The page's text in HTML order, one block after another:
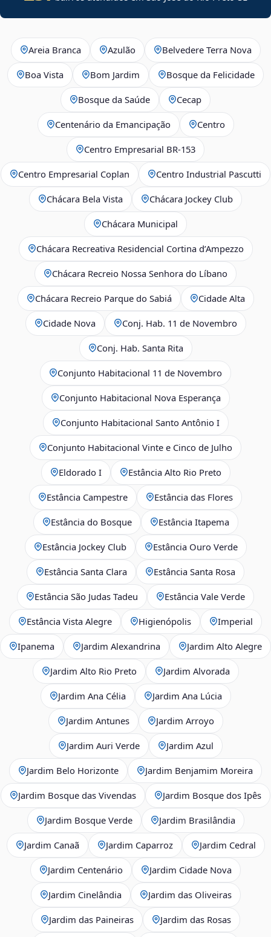
Areia Branca Azulão Belvedere Terra Nova
Boa Vista Bom Jardim Bosque da Felicidade
Bosque da Saúde Cecap
Centenário da Emancipação Centro
Centro Empresarial BR-153
Centro Empresarial Coplan Centro Industrial Pascutti
Chácara Bela Vista Chácara Jockey Club
Chácara Municipal
Chácara Recreativa Residencial Cortina d’Ampezzo
Chácara Recreio Nossa Senhora do Líbano
Chácara Recreio Parque do Sabiá Cidade Alta
Cidade Nova Conj. Hab. 11 de Novembro
Conj. Hab. Santa Rita
Conjunto Habitacional 11 de Novembro
Conjunto Habitacional Nova Esperança
Conjunto Habitacional Santo Antônio I
Conjunto Habitacional Vinte e Cinco de Julho
Eldorado I Estância Alto Rio Preto
Estância Campestre Estância das Flores
Estância do Bosque Estância Itapema
Estância Jockey Club Estância Ouro Verde
Estância Santa Clara Estância Santa Rosa
Estância São Judas Tadeu Estância Vale Verde
Estância Vista Alegre Higienópolis Imperial
Ipanema Jardim Alexandrina Jardim Alto Alegre
Jardim Alto Rio Preto Jardim Alvorada
Jardim Ana Célia Jardim Ana Lúcia
Jardim Antunes Jardim Arroyo
Jardim Auri Verde Jardim Azul
Jardim Belo Horizonte Jardim Benjamim Moreira
Jardim Bosque das Vivendas Jardim Bosque dos Ipês
Jardim Bosque Verde Jardim Brasilândia
Jardim Canaã Jardim Caparroz Jardim Cedral
Jardim Centenário Jardim Cidade Nova
Jardim Cinelândia Jardim das Oliveiras
Jardim das Paineiras Jardim das Rosas